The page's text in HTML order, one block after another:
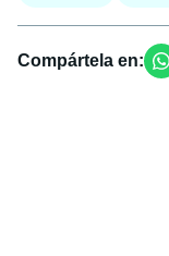
Compártela en: